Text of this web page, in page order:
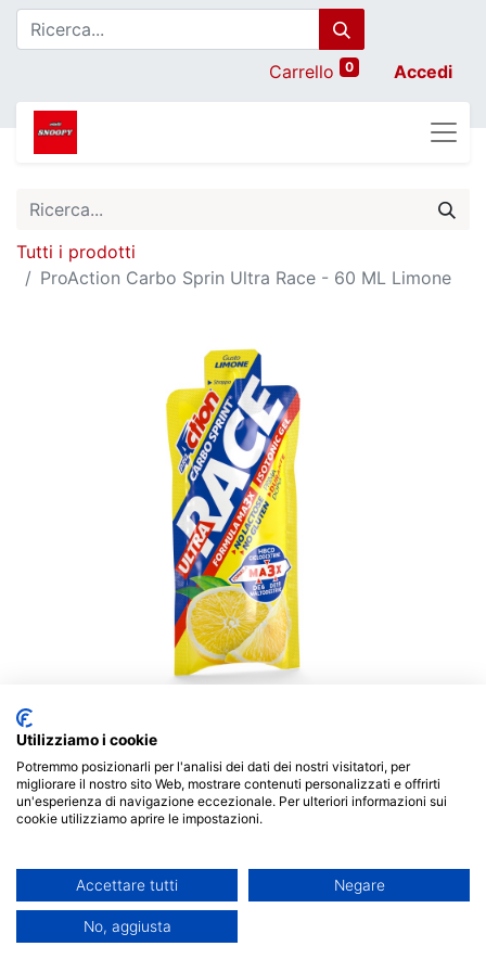
Carrello 0 Accedi
Tutti i prodotti
ProAction Carbo Sprin Ultra Race - 60 ML Limone
Carbo Sprint Ultra Raceè unintegratore
energeticoin gel isotonico formulato con MAX3 una
miscela esclusiva a base dimaltodestrine e
tecnico, ideale per lo sportivo che ha bisogno di un
apporto energetico graduale e costante durante la
performance sportiva
Utilizziamo i cookie
Potremmo posizionarli per l'analisi dei dati dei nostri visitatori, per
migliorare il nostro sito Web, mostrare contenuti personalizzati e offrirti
un'esperienza di navigazione eccezionale. Per ulteriori informazioni sui
cookie utilizziamo aprire le impostazioni.
Accettare tutti Negare
No, aggiusta